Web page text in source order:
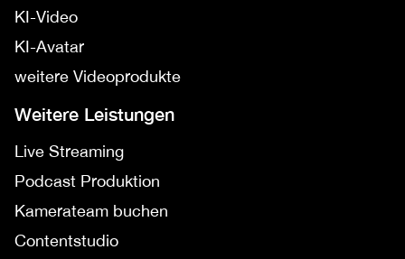
KI-Video
KI-Avatar
weitere Videoprodukte
Weitere Leistungen
Live Streaming
Podcast Produktion
Kamerateam buchen
Contentstudio